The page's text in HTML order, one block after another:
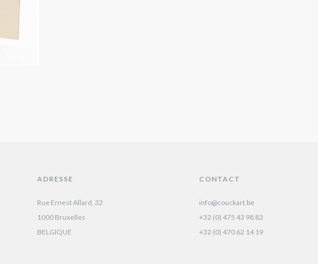
ADRESSE
Rue Ernest Allard, 32
1000 Bruxelles
BELGIQUE
CONTACT
info@couckart.be
+32 (0) 475 43 98 83
+32 (0) 470 62 14 19‬